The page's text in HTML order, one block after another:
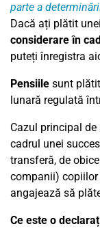
parte a
Dacă ați plătit
considerare în
puteți înregistra
Pensiile sunt
lunară regulată
Cazul principal
cadrul unei
transferă, de
companii)
angajează să
Ce este o